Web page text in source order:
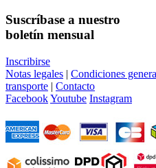
Suscríbase a nuestro
boletín mensual
Inscribirse
Notas legales | Condiciones
transporte | Contacto
FacebookYoutube Instagram